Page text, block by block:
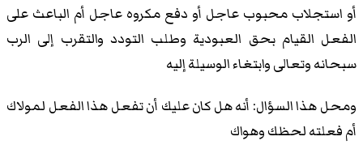
أو استجلاب محبوب عاجل أو دفع مكروه عاجل أم الباعث على
الفعل القيام بحق العبودية وطلب التودد والتقرب إلى الرب
سبحانه وتعالى وابتغاء الوسيلة إليه
ومحل هذا السؤال: أنه هل كان عليك أن تفعل هذا الفعل لمولاك
أم فعلته لحظك وهواك